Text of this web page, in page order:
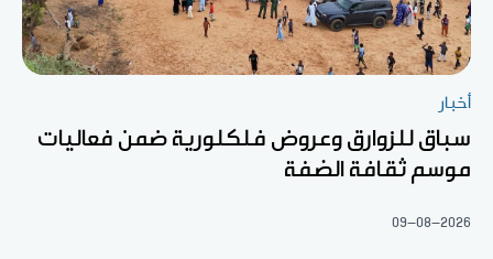
أخبار
سباق للزوارق وعروض فلكلورية ضمن فعاليات
موسم ثقافة الضفة
09-08-2026